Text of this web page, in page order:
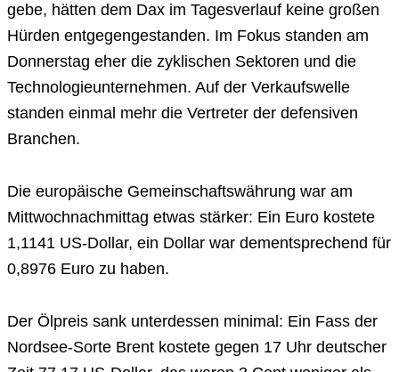
gebe, hätten dem Dax im Tagesverlauf keine großen
Hürden entgegengestanden. Im Fokus standen am
Donnerstag eher die zyklischen Sektoren und die
Technologieunternehmen. Auf der Verkaufswelle
standen einmal mehr die Vertreter der defensiven
Branchen.
Die europäische Gemeinschaftswährung war am
Mittwochnachmittag etwas stärker: Ein Euro kostete
1,1141 US-Dollar, ein Dollar war dementsprechend für
0,8976 Euro zu haben.
Der Ölpreis sank unterdessen minimal: Ein Fass der
Nordsee-Sorte Brent kostete gegen 17 Uhr deutscher